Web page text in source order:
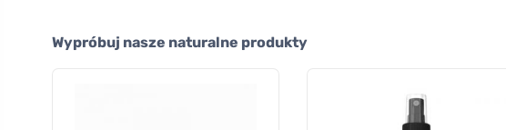
Wypróbuj nasze naturalne produkty